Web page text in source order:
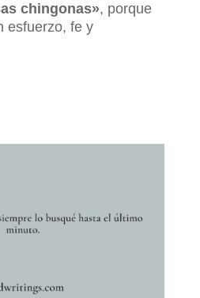
chingonas», porque
esfuerzo, fe y